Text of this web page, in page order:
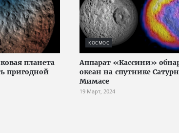
планета
пригодной
КОСМОС
Аппарат «Кассини»
океан на спутнике
Мимасе
19 Март, 2024